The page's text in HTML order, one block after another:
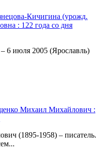
Кичигина (урожд.
: 122 года со дня
6 июля 2005 (Ярославль)
Михаил Михайлович :
(1895-1958) – писатель.